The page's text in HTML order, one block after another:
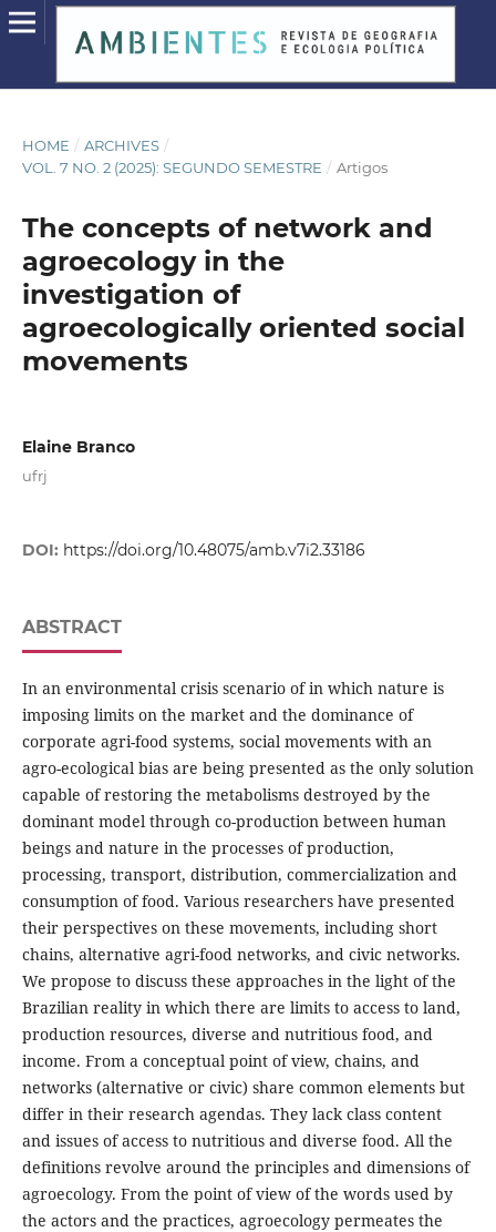
HOME / ARCHIVES /
VOL. 7 NO. 2 (2025): SEGUNDO SEMESTRE / Artigos
The concepts of network and
agroecology in the
investigation of
agroecologically oriented social
movements
Elaine Branco
ufrj
DOI: https://doi.org/10.48075/amb.v7i2.33186
ABSTRACT
In an environmental crisis scenario of in which nature is
imposing limits on the market and the dominance of
corporate agri-food systems, social movements with an
agro-ecological bias are being presented as the only solution
capable of restoring the metabolisms destroyed by the
dominant model through co-production between human
beings and nature in the processes of production,
processing, transport, distribution, commercialization and
consumption of food. Various researchers have presented
their perspectives on these movements, including short
chains, alternative agri-food networks, and civic networks.
We propose to discuss these approaches in the light of the
Brazilian reality in which there are limits to access to land,
production resources, diverse and nutritious food, and
income. From a conceptual point of view, chains, and
networks (alternative or civic) share common elements but
differ in their research agendas. They lack class content
and issues of access to nutritious and diverse food. All the
definitions revolve around the principles and dimensions of
agroecology. From the point of view of the words used by
the actors and the practices, agroecology permeates the